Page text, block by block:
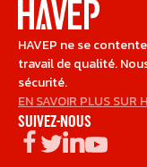
HAVEP ne se
travail de qualité.
sécurité.
EN SAVOIR PLUS SUR
SUIVEZ-NOUS